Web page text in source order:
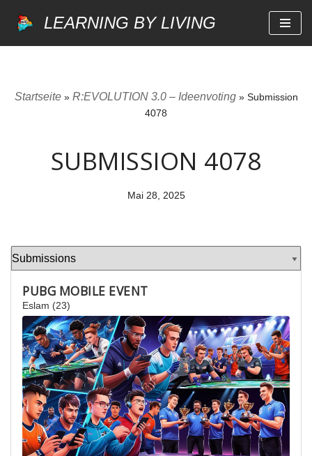
LEARNING BY LIVING
Startseite» R:EVOLUTION 3.0 – Ideenvoting» Submission
4078
SUBMISSION 4078
Mai 28, 2025
PUBG MOBILE EVENT
Eslam (23)